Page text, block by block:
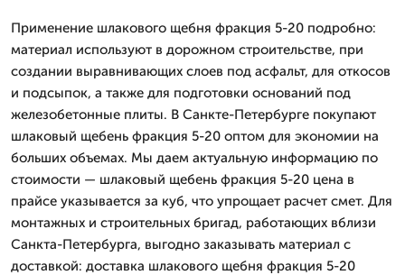
Применение шлакового щебня фракция 5-20 подробно:
материал используют в дорожном строительстве, при
создании выравнивающих слоев под асфальт, для откосов
и подсыпок, а также для подготовки оснований под
железобетонные плиты. В Санкте-Петербурге покупают
шлаковый щебень фракция 5-20 оптом для экономии на
больших объемах. Мы даем актуальную информацию по
стоимости — шлаковый щебень фракция 5-20 цена в
прайсе указывается за куб, что упрощает расчет смет. Для
монтажных и строительных бригад, работающих вблизи
Санкта-Петербурга, выгодно заказывать материал с
доставкой: доставка шлакового щебня фракция 5-20